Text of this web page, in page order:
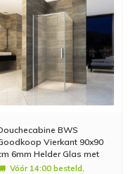
BWS
Vierkant 90x90
6mm Helder Glas met
Vóór 14:00 besteld,